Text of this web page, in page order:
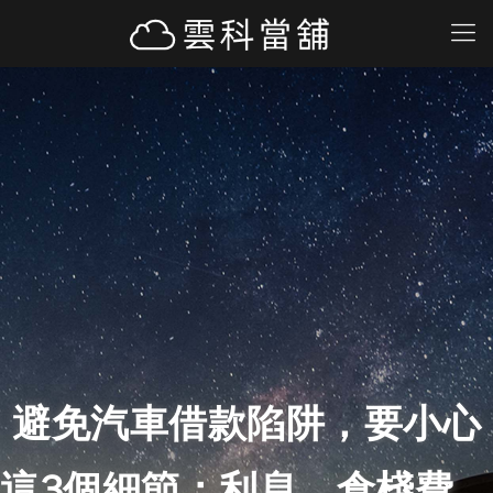
避免汽車借款陷阱，要小心